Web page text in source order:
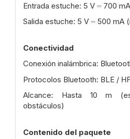
Entrada estuche: 5 V ⎓ 700
Salida estuche: 5 V ⎓ 500 mA
Conectividad
Conexión inalámbrica:
Protocolos Bluetooth: BLE /
Alcance: Hasta 10 m
obstáculos)
Contenido del paquete